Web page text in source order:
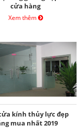
cửa hàng
Xem thêm
kính thủy lực đẹp
mua nhất 2019